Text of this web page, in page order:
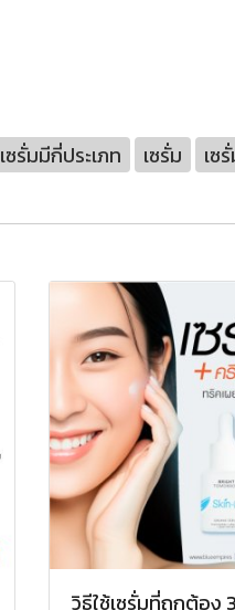
เซรั่มมีกี่ประเภท เซรั่ม เซ
วิธีใช้เซรั่มที่ถูกต้อง